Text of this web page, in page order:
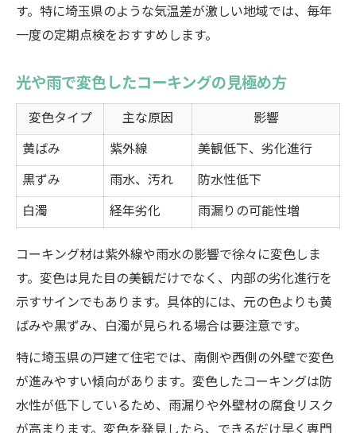
す。特に埼玉県のような気温差が激しい地域では、毎年
一度の定期点検をおすすめします。
光や雨で変色したコーキングの見極め方
変色タイプ 主な原因
影響
黄ばみ
紫外線
美観低下、劣化進行
黒ずみ
雨水、汚れ
防水性低下
白濁
経年劣化 雨漏りの可能性増
コーキング材は紫外線や雨水の影響で徐々に変色しま
す。変色は見た目の美観だけでなく、内部の劣化進行を
示すサインでもあります。具体的には、元の色よりも黄
ばみや黒ずみ、白濁が見られる場合は要注意です。
特に埼玉県の戸建て住宅では、南側や西側の外壁で変色
が進みやすい傾向があります。変色したコーキングは防
水性が低下しているため、雨漏りや外壁材の腐食リスク